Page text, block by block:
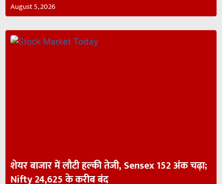
August 5, 2026
शेयर बाजार में लौटी हल्की तेजी, Sensex 152 अंक चढ़ा;
Nifty 24,625 के करीब बंद